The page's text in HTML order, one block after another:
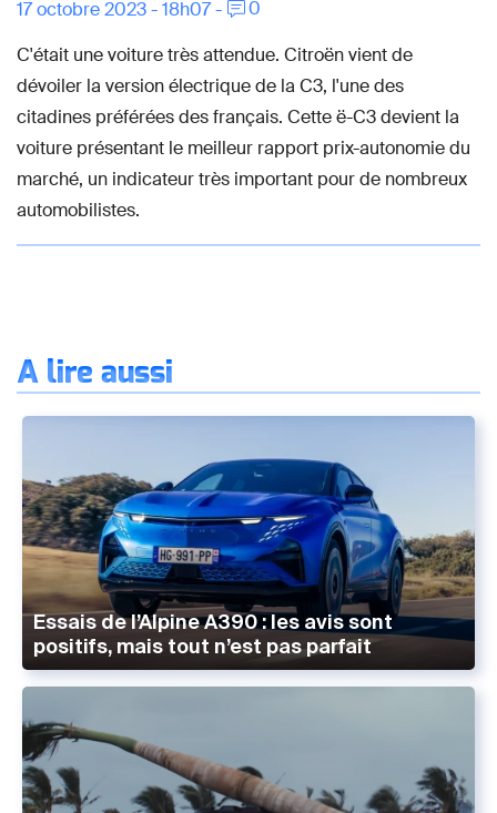
17 octobre 2023 - 18h07 -
0
C'était une voiture très attendue. Citroën vient de
dévoiler la version électrique de la C3, l'une des
citadines préférées des français. Cette ë-C3 devient la
voiture présentant le meilleur rapport prix-autonomie du
marché, un indicateur très important pour de nombreux
automobilistes.
À lire aussi
Essais de l’Alpine A390 : les avis sont
positifs, mais tout n’est pas parfait